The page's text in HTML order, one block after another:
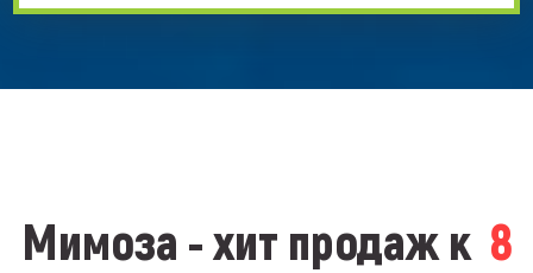
Мимоза - хит продаж к 8